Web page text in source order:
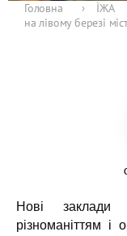
Головна › ЇЖА
на лівому березі
Нові
різноманіттям і